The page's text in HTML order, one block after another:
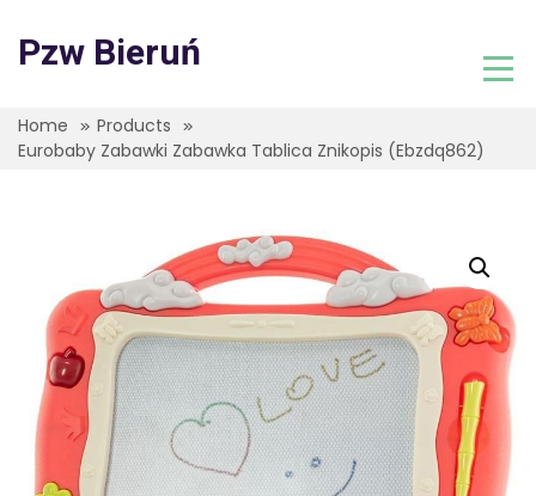
content
Pzw Bieruń
Home
Products
Eurobaby Zabawki Zabawka Tablica Znikopis (Ebzdq862)